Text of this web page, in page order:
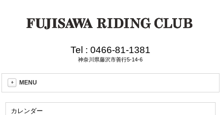
Tel : 0466-81-1381
神奈川県藤沢市善行5-14-6
MENU
カレンダー